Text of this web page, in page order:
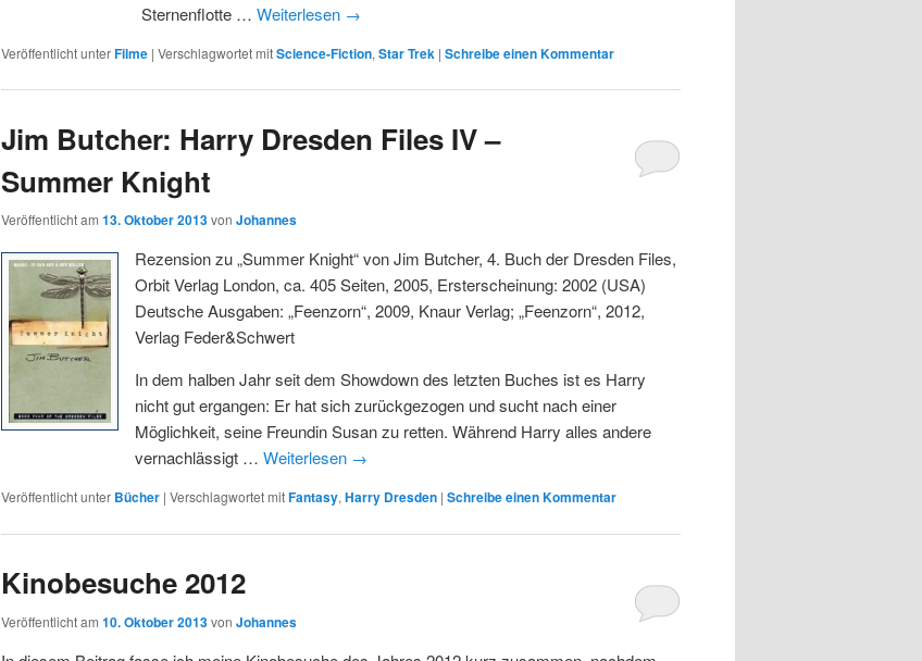
Sternenflotte … Weiterlesen →
Veröffentlicht unterFilme | Verschlagwortet mitScience-Fiction, Star Trek | Schreibe einen Kommentar
Jim Butcher: Harry Dresden Files IV –
Summer Knight
Veröffentlicht am 13. Oktober 2013von Johannes
Rezension zu „Summer Knight“ von Jim Butcher, 4. Buch der Dresden Files,
Orbit Verlag London, ca. 405 Seiten, 2005, Ersterscheinung: 2002 (USA)
Deutsche Ausgaben: „Feenzorn“, 2009, Knaur Verlag; „Feenzorn“, 2012,
Verlag Feder&Schwert
In dem halben Jahr seit dem Showdown des letzten Buches ist es Harry
nicht gut ergangen: Er hat sich zurückgezogen und sucht nach einer
Möglichkeit, seine Freundin Susan zu retten. Während Harry alles andere
vernachlässigt … Weiterlesen →
Veröffentlicht unter Bücher | Verschlagwortet mitFantasy, Harry Dresden | Schreibe einen Kommentar
Kinobesuche 2012
Veröffentlicht am 10. Oktober 2013von Johannes